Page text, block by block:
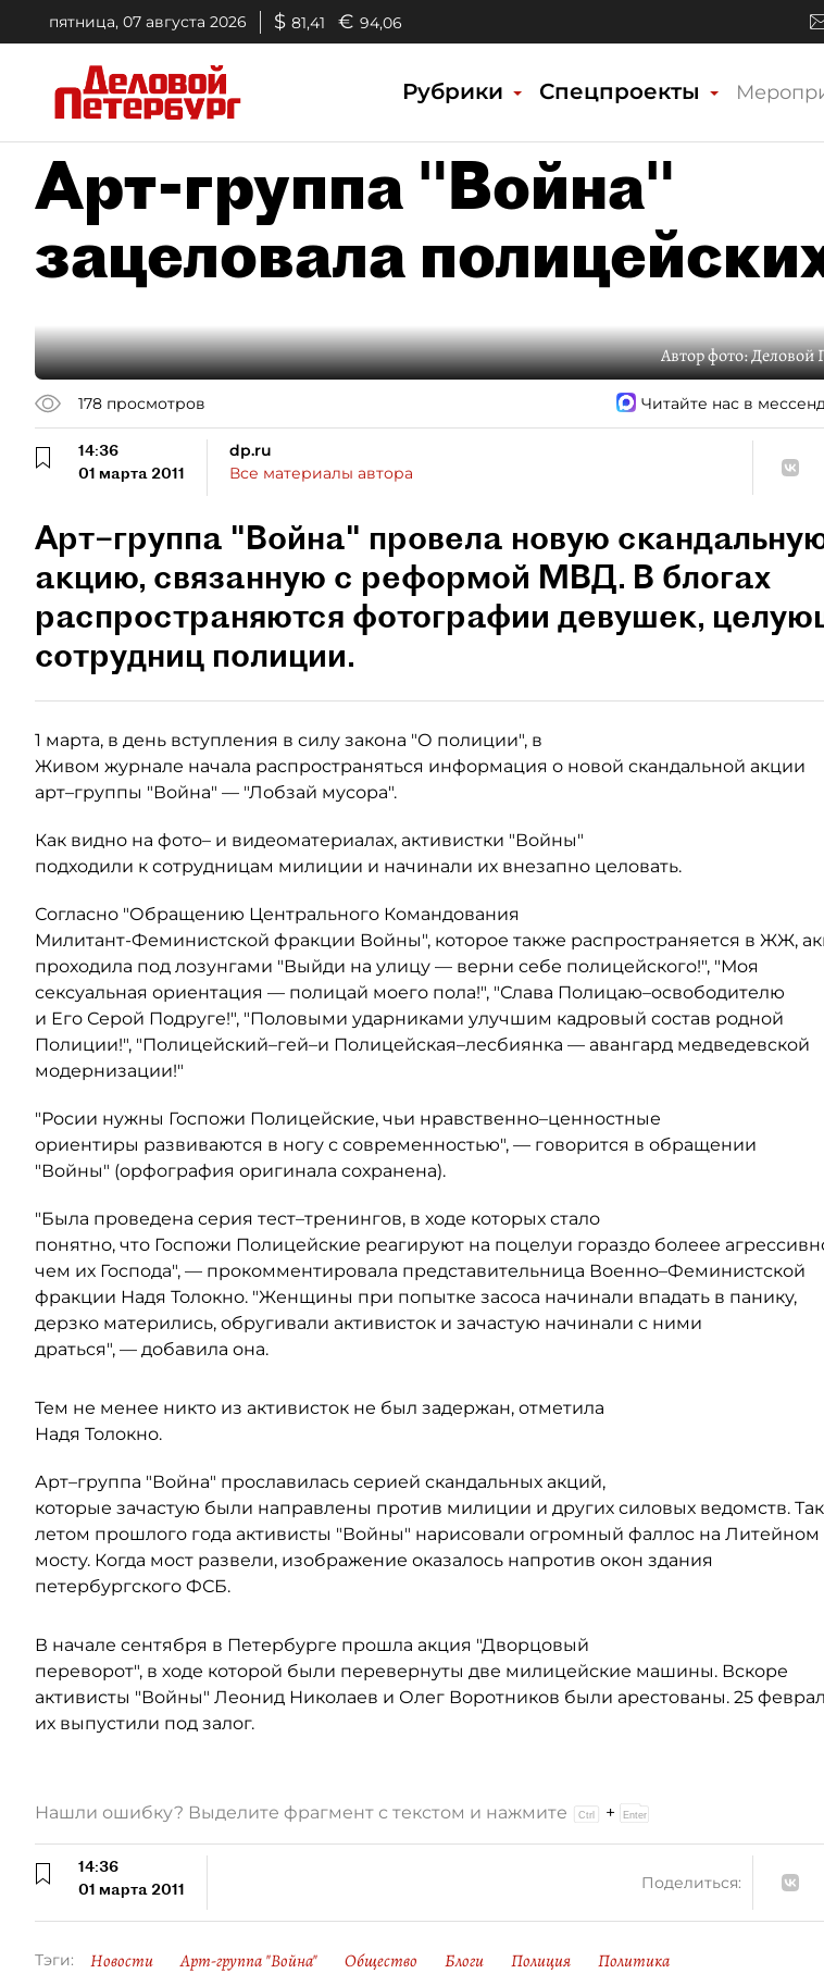
пятница, 07 августа 2026 $ 81,41 € 94,06
Рубрики Спецпроекты
Арт-группа "Война"
зацеловала
Автор фото:Деловой
178 просмотров Читайте нас в
14:36
01 марта 2011
dp.ru
Все материалы автора
Арт–группа "Война" провела новую
акцию, связанную с реформой МВД. В блогах
распространяются фотографии девушек,
сотрудниц полиции.
1 марта, в день вступления в силу закона "О полиции", в
Живом журнале начала распространяться информация о новой скандальной акции
арт–группы "Война" — "Лобзай мусора".
Как видно на фото– и видеоматериалах, активистки "Войны"
подходили к сотрудницам милиции и начинали их внезапно целовать.
Согласно "Обращению Центрального Командования
Милитант-Феминистской фракции Войны", которое также распространяется в ЖЖ,
проходила под лозунгами "Выйди на улицу — верни себе полицейского!", "Моя
сексуальная ориентация — полицай моего пола!", "Слава Полицаю–освободителю
и Его Серой Подруге!", "Половыми ударниками улучшим кадровый состав родной
Полиции!", "Полицейский–гей–и Полицейская–лесбиянка — авангард медведевской
модернизации!"
"Росии нужны Госпожи Полицейские, чьи нравственно–ценностные
ориентиры развиваются в ногу с современностью", — говорится в обращении
"Войны" (орфография оригинала сохранена).
"Была проведена серия тест–тренингов, в ходе которых стало
понятно, что Госпожи Полицейские реагируют на поцелуи гораздо болеее
чем их Господа", — прокомментировала представительница Военно–Феминистской
фракции Надя Толокно. "Женщины при попытке засоса начинали впадать в панику,
дерзко матерились, обругивали активисток и зачастую начинали с ними
драться", — добавила она.
Тем не менее никто из активисток не был задержан, отметила
Надя Толокно.
Арт–группа "Война" прославилась серией скандальных акций,
которые зачастую были направлены против милиции и других силовых ведомств.
летом прошлого года активисты "Войны" нарисовали огромный фаллос на Литейном
мосту. Когда мост развели, изображение оказалось напротив окон здания
петербургского ФСБ.
В начале сентября в Петербурге прошла акция "Дворцовый
переворот", в ходе которой были перевернуты две милицейские машины. Вскоре
активисты "Войны" Леонид Николаев и Олег Воротников были арестованы. 25
их выпустили под залог.
Нашли ошибку? Выделите фрагмент с текстом и нажмите +
14:36
01 марта 2011
Поделиться:
Тэги: Новости Арт-группа "Война" Общество Блоги Полиция Политика